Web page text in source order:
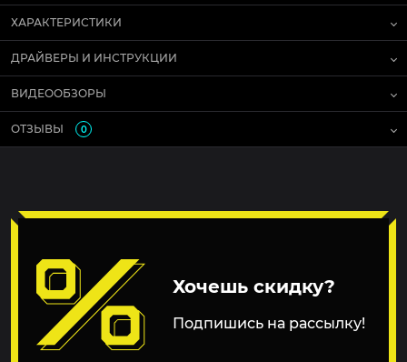
ХАРАКТЕРИСТИКИ
ДРАЙВЕРЫ И ИНСТРУКЦИИ
ВИДЕООБЗОРЫ
ОТЗЫВЫ 0
Хочешь скидку?
Подпишись на рассылку!